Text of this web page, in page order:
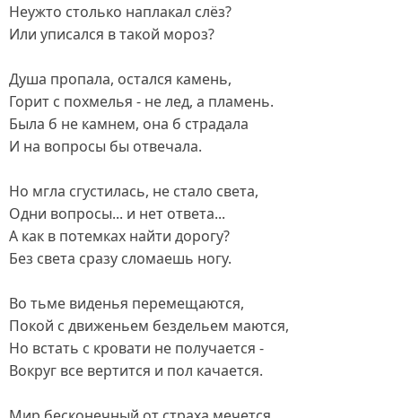
Неужто столько наплакал слёз?
Или уписался в такой мороз?
Душа пропала, остался камень,
Горит с похмелья - не лед, а пламень.
Была б не камнем, она б страдала
И на вопросы бы отвечала.
Но мгла сгустилась, не стало света,
Одни вопросы... и нет ответа...
А как в потемках найти дорогу?
Без света сразу сломаешь ногу.
Во тьме виденья перемещаются,
Покой с движеньем бездельем маются,
Но встать с кровати не получается -
Вокруг все вертится и пол качается.